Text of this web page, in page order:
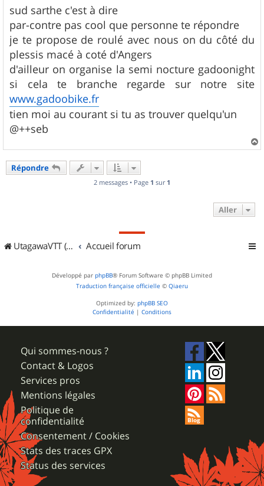
s
a
g
e
sud sarthe c'est à dire
par-contre pas cool que personne te répondre
je te propose de roulé avec nous on du côté du
plessis macé à coté d'Angers
d'ailleur on organise la semi nocture gadoonight
si cela te branche regarde sur notre site
www.gadoobike.fr
tien moi au courant si tu as trouver quelqu'un
@++seb
a
Répondre
2 messages • Page 1 sur 1
Aller
UtagawaVTT (Randos VTT et VTTAE avec traces GPS) Accueil forum
Développé par phpBB® Forum Software © phpBB Limited
Traduction française officielle © Qiaeru
Optimized by: phpBB SEO
Confidentialité | Conditions
Qui sommes-nous ?
Contact & Logos
Services pros
Mentions légales
Politique de
confidentialité
Consentement / Cookies
Stats des traces GPX
Status des services